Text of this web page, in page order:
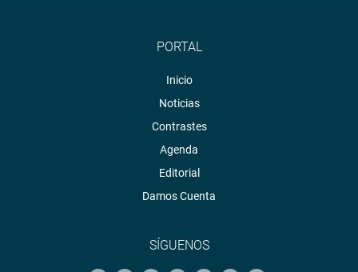
PORTAL
Inicio
Noticias
Contrastes
Agenda
Editorial
Damos Cuenta
SÍGUENOS